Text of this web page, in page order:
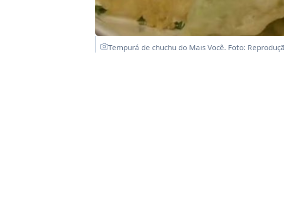
Tempurá de chuchu do Mais Você. Foto: